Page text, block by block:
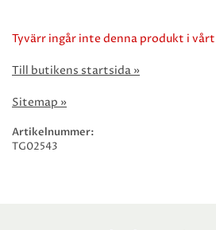
Tyvärr ingår inte denna produkt i
Till butikens startsida »
Sitemap »
Artikelnummer:
TG02543